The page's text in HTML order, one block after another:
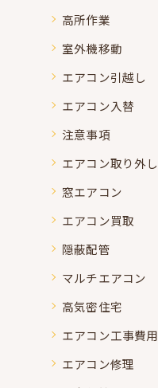
高所作業
室外機移動
エアコン引越し
エアコン入替
注意事項
エアコン取り外し
窓エアコン
エアコン買取
隠蔽配管
マルチエアコン
高気密住宅
エアコン工事費用
エアコン修理